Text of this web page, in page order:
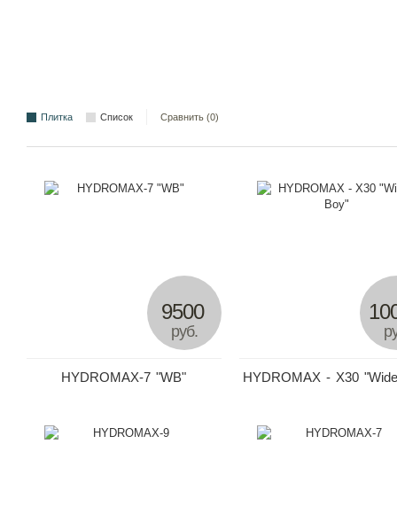
Плитка Список Сравнить (0)
HYDROMAX-7 "WB"
9500
руб.
HYDROMAX - X30